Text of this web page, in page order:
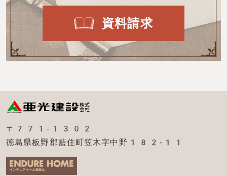
資料請求
〒771-1302
徳島県板野郡藍住町笠木字中野182-11